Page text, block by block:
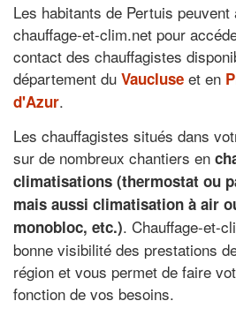
Les habitants de Pertuis
chauffage-et-clim.net pour
contact des chauffagistes
département du Vaucluse et en
d'Azur.
Les chauffagistes situés dans
sur de nombreux chantiers en
climatisations (thermostat ou
mais aussi climatisation à air
monobloc, etc.). Chauffage-et-
bonne visibilité des prestations
région et vous permet de faire
fonction de vos besoins.